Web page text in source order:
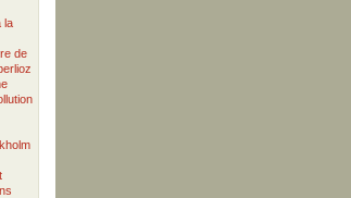
la
de